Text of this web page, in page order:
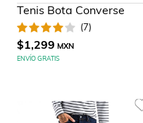
Tenis Bota Converse
(7)
$1,299 MXN
ENVÍO GRATIS